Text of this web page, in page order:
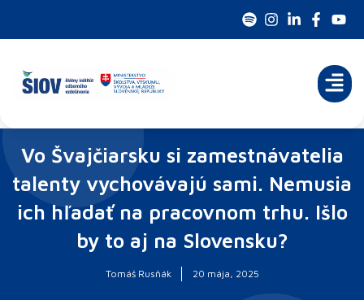
Vo Švajčiarsku si zamestnávatelia
talenty vychovávajú sami. Nemusia
ich hľadať na pracovnom trhu. Išlo
by to aj na Slovensku?
Tomáš Rusňák 20 mája, 2025